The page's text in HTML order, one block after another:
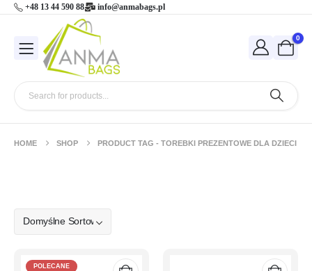
+48 13 44 590 88 info@anmabags.pl
0
HOME SHOP PRODUCT TAG - TOREBKI PREZENTOWE DLA DZIECI
POLECANE